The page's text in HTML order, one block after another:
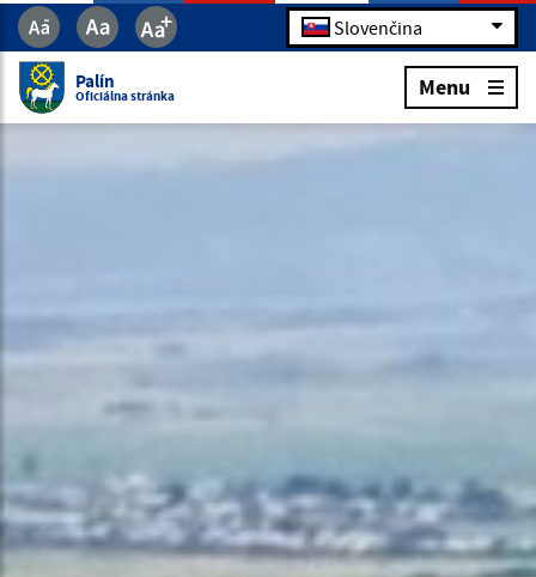
Slovenčina
Palín
Oficiálna stránka Menu